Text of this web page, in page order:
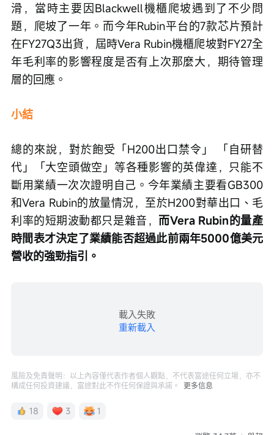
滑，當時主要因Blackwell機櫃爬坡遇到了不少問
題，爬坡了一年。而今年Rubin平台的7款芯片預計
在FY27Q3出貨，屆時Vera Rubin機櫃爬坡對FY27全
年毛利率的影響程度是否有上次那麼大，期待管理
層的回應。
小結
總的來說，對於飽受「H200出口禁令」 「自研替
代」「大空頭做空」等各種影響的英偉達，只能不
斷用業績一次次證明自己。今年業績主要看GB300
和Vera Rubin的放量情況，至於H200對華出口、毛
利率的短期波動都只是雜音， 而Vera Rubin的量產
時間表才決定了業績能否超過此前兩年5000億美元
營收的強勁指引。
載入失敗
重新載入
風險及免責聲明：以上內容僅代表作者個人觀點，不代表富途任何立場，亦不
構成任何投資建議，富途對此不作任何保證與承諾。
更多信息
18 3 1